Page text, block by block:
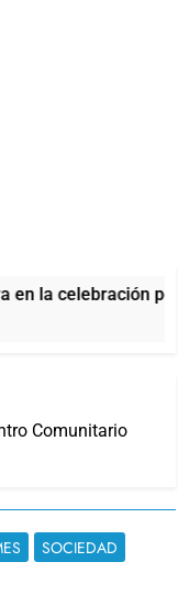
la celebración por
Comunitario
SOCIEDAD